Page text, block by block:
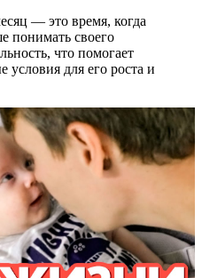
— это время, когда
понимать своего
что помогает
условия для его роста и